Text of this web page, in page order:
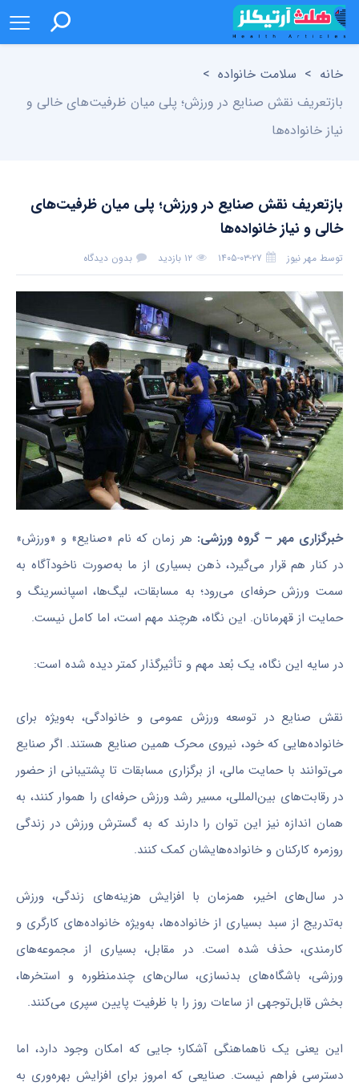
خانه > سلامت خانواده >
بازتعریف نقش صنایع در ورزش؛ پلی میان ظرفیت‌های خالی و
نیاز خانواده‌ها
بازتعریف نقش صنایع در ورزش؛ پلی میان ظرفیت‌های
خالی و نیاز خانواده‌ها
توسط مهر نیوز ۱۴۰۵-۰۳-۲۷ ۱۲ بازدید بدون دیدگاه
خبرگزاری مهر – گروه ورزشی: هر زمان که نام «صنایع» و «ورزش»
در کنار هم قرار می‌گیرد، ذهن بسیاری از ما به‌صورت ناخودآگاه به
سمت ورزش حرفه‌ای می‌رود؛ به مسابقات، لیگ‌ها، اسپانسرینگ و
حمایت از قهرمانان. این نگاه، هرچند مهم است، اما کامل نیست.
در سایه این نگاه، یک بُعد مهم و تأثیرگذار کمتر دیده شده است:
نقش صنایع در توسعه ورزش عمومی و خانوادگی، به‌ویژه برای
خانواده‌هایی که خود، نیروی محرک همین صنایع هستند. اگر صنایع
می‌توانند با حمایت مالی، از برگزاری مسابقات تا پشتیبانی از حضور
در رقابت‌های بین‌المللی، مسیر رشد ورزش حرفه‌ای را هموار کنند، به
همان اندازه نیز این توان را دارند که به گسترش ورزش در زندگی
روزمره کارکنان و خانواده‌هایشان کمک کنند.
در سال‌های اخیر، همزمان با افزایش هزینه‌های زندگی، ورزش
به‌تدریج از سبد بسیاری از خانواده‌ها، به‌ویژه خانواده‌های کارگری و
کارمندی، حذف شده است. در مقابل، بسیاری از مجموعه‌های
ورزشی، باشگاه‌های بدنسازی، سالن‌های چندمنظوره و استخرها،
بخش قابل‌توجهی از ساعات روز را با ظرفیت پایین سپری می‌کنند.
این یعنی یک ناهماهنگی آشکار؛ جایی که امکان وجود دارد، اما
دسترسی فراهم نیست. صنایعی که امروز برای افزایش بهره‌وری به